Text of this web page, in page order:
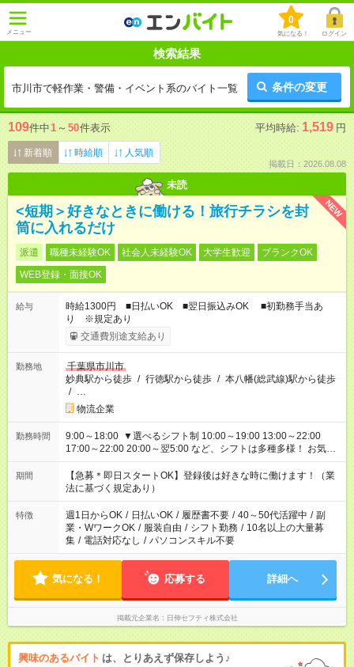
メニュー
0
気になる！ ログイン
検索結果
市川市で軽作業・警備・イベント系のバイト一覧 条件の変更
109件中1 ～ 50件表示 平均時給: 1,519 円
新着順 時給順 人気順
掲載日：2026.08.08
未読
NEW
<短期＞好きなときに働ける！旅行チラシを封
筒に入れるだけ
派遣 職種未経験OK 社会人未経験OK 大学生歓迎
ブランクOK
WEB登録・面接OK
給与
時給1300円 ■日払いOK ■翌日振込みOK ■初勤務手当あ
り ※規定あり
交通費別途支給あり
勤務地
千葉県市川市
妙典駅から徒歩 / 行徳駅から徒歩 / 本八幡(総武線)駅から徒歩
/ …
物流企業
勤務時間
9:00～18:00 ▼選べるシフト制 10:00～19:00 13:00～22:00
17:00～22:00 20:00～翌5:00 など、シフトは多種多様！ お気軽
にご相談ください！
期間
【急募＊即日スタートOK】登録後は好きな時に働けます！（業
法に基づく規定あり）
特徴 週1日からOK / 日払いOK / 履歴書不要 / 40～50代活躍中 / 副
業・WワークOK / 服装自由 / シフト勤務 / 10名以上の大量募
集 / 電話対応なし / パソコンスキル不要
気になる！ 応募する 詳細へ
掲載元企業名 日伸セフティ株式会社
興味のあるバイト は、とりあえず保存しよう♪